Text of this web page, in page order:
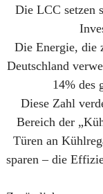
Die LCC setzen
Die Energie, die
Deutschland
14% des
Diese Zahl
Bereich der
Türen an
sparen – die